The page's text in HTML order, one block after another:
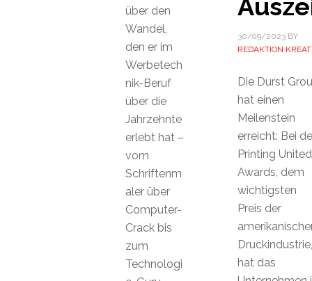
30/09/2023BY
REDAKTION
Die Durst
hat einen
Meilenstein
erreicht: Bei
Printing United
Awards, dem
wichtigsten
Preis der
Druckindustrie,
hat das
über den
Wandel,
den er im
Werbetech
nik-Beruf
über die
Jahrzehnte
erlebt hat –
vom
Schriftenm
aler über
Computer-
Crack bis
zum
Technologi